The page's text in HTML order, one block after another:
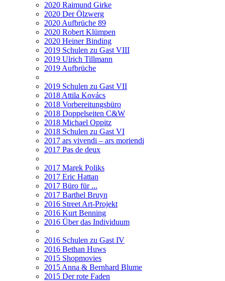
2020 Raimund Girke
2020 Der Ölzwerg
2020 Aufbrüche 89
2020 Robert Klümpen
2020 Heiner Binding
2019 Schulen zu Gast VIII
2019 Ulrich Tillmann
2019 Aufbrüche
2019 Schulen zu Gast VII
2018 Attila Kovács
2018 Vorbereitungsbüro
2018 Doppelseiten C&W
2018 Michael Oppitz
2018 Schulen zu Gast VI
2017 ars vivendi – ars moriendi
2017 Pas de deux
2017 Marek Poliks
2017 Eric Hattan
2017 Büro für ...
2017 Barthel Bruyn
2016 Street Art-Projekt
2016 Kurt Benning
2016 Über das Individuum
2016 Schulen zu Gast IV
2016 Bethan Huws
2015 Shopmovies
2015 Anna & Bernhard Blume
2015 Der rote Faden